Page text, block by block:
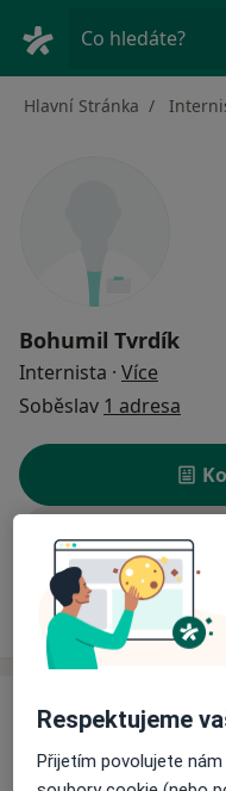
Co hledáte?
Hlavní Stránka
Bohumil Tvrdík
Internista · Více
Soběslav 1 adresa
Ceník
Ceník
Informace o
Respektujeme
Přijetím povolujete